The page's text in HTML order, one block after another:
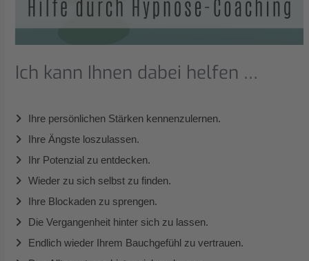
Ich kann Ihnen dabei helfen …
Ihre persönlichen Stärken kennenzulernen.
Ihre Ängste loszulassen.
Ihr Potenzial zu entdecken.
Wieder zu sich selbst zu finden.
Ihre Blockaden zu sprengen.
Die Vergangenheit hinter sich zu lassen.
Endlich wieder Ihrem Bauchgefühl zu vertrauen.